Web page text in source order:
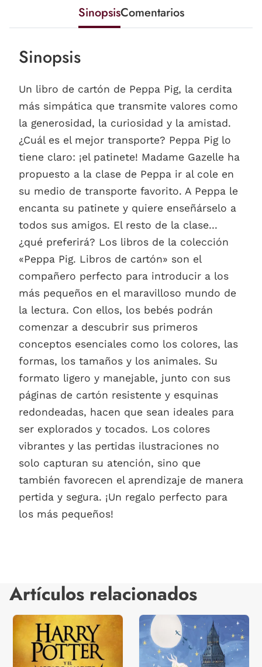
SinopsisComentarios
Sinopsis
Un libro de cartón de Peppa Pig, la cerdita
más simpática que transmite valores como
la generosidad, la curiosidad y la amistad.
¿Cuál es el mejor transporte? Peppa Pig lo
tiene claro: ¡el patinete! Madame Gazelle ha
propuesto a la clase de Peppa ir al cole en
su medio de transporte favorito. A Peppa le
encanta su patinete y quiere enseñárselo a
todos sus amigos. El resto de la clase...
¿qué preferirá? Los libros de la colección
«Peppa Pig. Libros de cartón» son el
compañero perfecto para introducir a los
más pequeños en el maravilloso mundo de
la lectura. Con ellos, los bebés podrán
comenzar a descubrir sus primeros
conceptos esenciales como los colores, las
formas, los tamaños y los animales. Su
formato ligero y manejable, junto con sus
páginas de cartón resistente y esquinas
redondeadas, hacen que sean ideales para
ser explorados y tocados. Los colores
vibrantes y las pertidas ilustraciones no
solo capturan su atención, sino que
también favorecen el aprendizaje de manera
pertida y segura. ¡Un regalo perfecto para
los más pequeños!
Artículos relacionados